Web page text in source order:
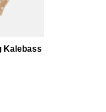
Kalebass